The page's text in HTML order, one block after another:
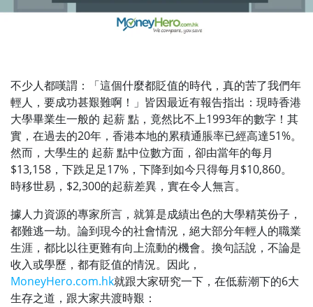
不少人都嘆謂：「這個什麼都貶值的時代，真的苦了我們年
輕人，要成功甚艱難啊！」皆因最近有報告指出：現時香港
大學畢業生一般的 起薪 點，竟然比不上1993年的數字！其
實，在過去的20年，香港本地的累積通脹率已經高達51%。
然而，大學生的 起薪 點中位數方面，卻由當年的每月
$13,158，下跌足足17%，下降到如今只得每月$10,860。
時移世易，$2,300的起薪差異，實在令人無言。
據人力資源的專家所言，就算是成績出色的大學精英份子，
都難逃一劫。論到現今的社會情況，絕大部分年輕人的職業
生涯，都比以往更難有向上流動的機會。換句話說，不論是
收入或學歷，都有貶值的情況。因此，
MoneyHero.com.hk就跟大家研究一下，在低薪潮下的6大
生存之道，跟大家共渡時艱：